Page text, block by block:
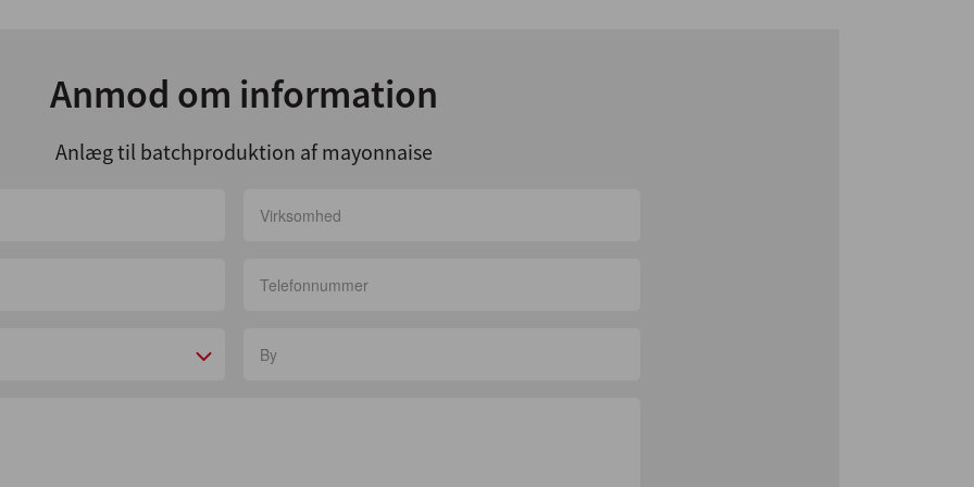
Anmod om information
Anlæg til batchproduktion af mayonnaise